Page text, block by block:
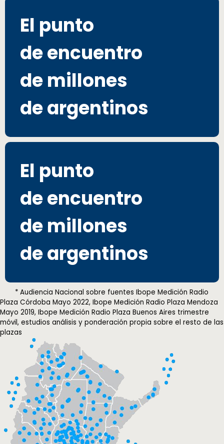
El punto
de encuentro
de millones
de argentinos
El punto
de encuentro
de millones
de argentinos
* Audiencia Nacional sobre fuentes Ibope Medición Radio
Plaza Córdoba Mayo 2022, Ibope Medición Radio Plaza Mendoza
Mayo 2019, Ibope Medición Radio Plaza Buenos Aires trimestre
móvil, estudios análisis y ponderación propia sobre el resto de las
plazas